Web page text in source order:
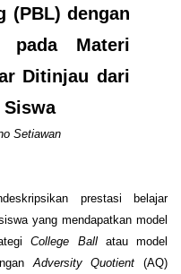
(PBL) dengan
pada Materi
Ditinjau dari
Setiawan
prestasi belajar
yang mendapatkan model
College Ball
atau model
Adversity Quotient (AQ)